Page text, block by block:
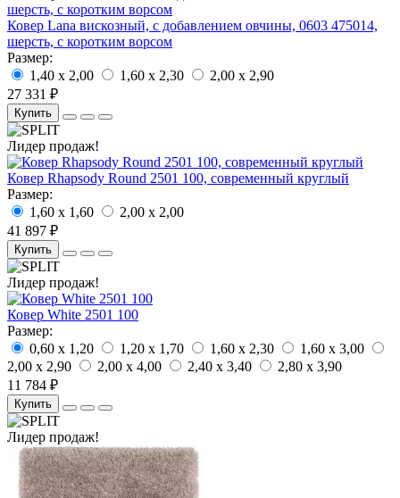
Ковер Lana вискозный, с добавлением овчины, 0603 475014,
шерсть, с коротким ворсом
Размер:
1,40 x 2,00
1,60 x 2,30
2,00 x 2,90
27 331 ₽
Купить
Лидер продаж!
Ковер Rhapsody Round 2501 100, современный круглый
Размер:
1,60 x 1,60
2,00 x 2,00
41 897 ₽
Купить
Лидер продаж!
Ковер White 2501 100
Размер:
0,60 x 1,20
1,20 x 1,70 1,60 x 2,30
1,60 x 3,00
2,00 x 2,90
2,00 x 4,00 2,40 x 3,40
2,80 x 3,90
11 784 ₽
Купить
Лидер продаж!